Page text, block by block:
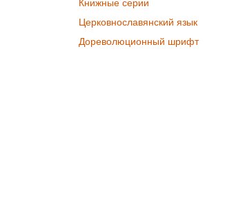
Книжные серии
Церковнославянский язык
Дореволюционный шрифт